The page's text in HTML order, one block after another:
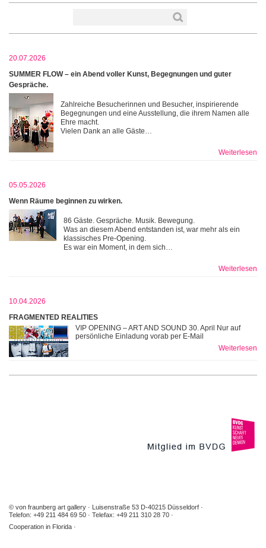
20.07.2026
SUMMER FLOW – ein Abend voller Kunst, Begegnungen und guter
Gespräche.
Zahlreiche Besucherinnen und Besucher, inspirierende
Begegnungen und eine Ausstellung, die ihrem Namen alle
Ehre macht.
Vielen Dank an alle Gäste…
Weiterlesen
05.05.2026
Wenn Räume beginnen zu wirken.
86 Gäste. Gespräche. Musik. Bewegung.
Was an diesem Abend entstanden ist, war mehr als ein
klassisches Pre-Opening.
Es war ein Moment, in dem sich…
Weiterlesen
10.04.2026
FRAGMENTED REALITIES
VIP OPENING – ART AND SOUND 30. April Nur auf
persönliche Einladung vorab per E-Mail
Weiterlesen
© von fraunberg art gallery
Luisenstraße 53 D-40215 Düsseldorf
Telefon: +49 211 484 69 50
Telefax: +49 211 310 28 70
Cooperation in Florida